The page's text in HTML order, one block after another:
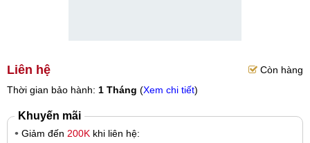
Liên hệ
Còn hàng
Thời gian bảo hành: 1 Tháng (Xem chi tiết)
Khuyến mãi
Giảm đến 200K khi liên hệ: